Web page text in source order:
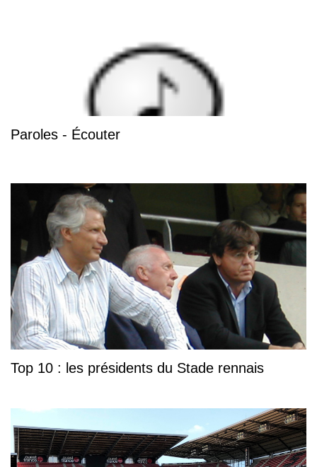
Paroles - Écouter
Top 10 : les présidents du Stade rennais